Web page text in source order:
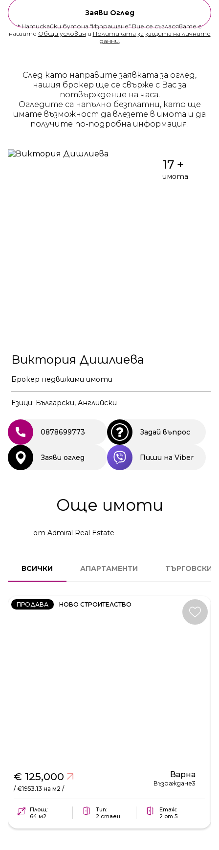
Заяви Оглед
* Натискайки бутона “Изпращане” Вие се съгласявате с
нашите Общи условия и Политиката за защита на личните
данни.
След като направите заявката за оглед,
нашия брокер ще се свърже с Вас за
потвърждение на часа.
Огледите са напълно безплатни, като ще
имате възможност да влезете в имота и да
получите по-подробна информация.
17 +
имота
Виктория Дишлиева
Брокер недвижими имоти
Езици: Български, Английски
0878699773 Задай въпрос
Заяви оглед Пиши на Viber
Още имоти
от Admiral Real Estate
ВСИЧКИ АПАРТАМЕНТИ ТЪРГОВСКИ
ПРОДАВА НОВО СТРОИТЕЛСТВО
СТАЕН
КОД:
231606
€ 125,000
/ €1953.13 на м2 /
Варна
Възраждане3
Площ:
64 м2
Тип:
2 стаен
Етаж:
2 от 5